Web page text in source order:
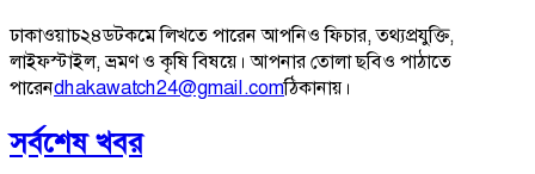
ঢাকাওয়াচ২৪ডটকমে লিখতে পারেন আপনিও ফিচার, তথ্যপ্রযুক্তি,
লাইফস্টাইল, ভ্রমণ ও কৃষি বিষয়ে। আপনার তোলা ছবিও পাঠাতে
পারেনdhakawatch24@gmail.comঠিকানায়।
সর্বশেষ খবর